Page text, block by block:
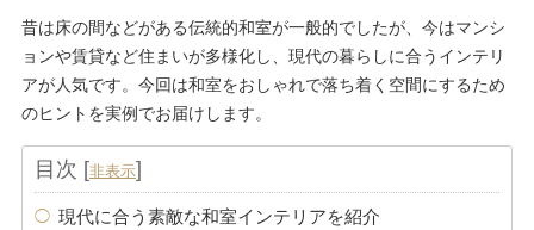
昔は床の間などがある伝統的和室が一般的でしたが、今はマンシ
ョンや賃貸など住まいが多様化し、現代の暮らしに合うインテリ
アが人気です。今回は和室をおしゃれで落ち着く空間にするため
のヒントを実例でお届けします。
目次 [非表示]
現代に合う素敵な和室インテリアを紹介